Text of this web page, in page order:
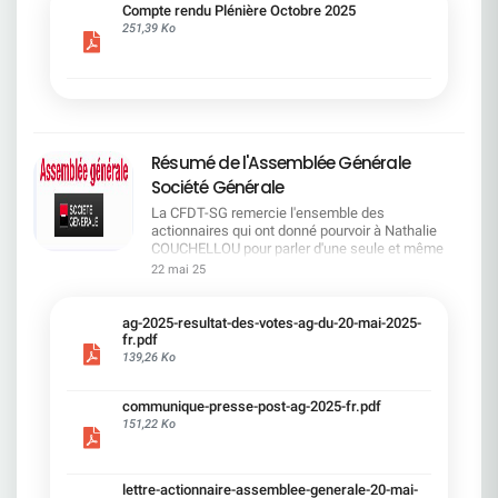
cadre du dialogue social.Bonne lecture !
Compte rendu Plénière Octobre 2025
251,39 Ko
Résumé de l'Assemblée Générale
Société Générale
La CFDT-SG remercie l'ensemble des
actionnaires qui ont donné pourvoir à Nathalie
COUCHELLOU pour parler d'une seule et même
voix.L'assemblée Générale s'est ouverte avec 4
souligné la forte amélioration en 2024 de tous les
facteurs financiers et le premier trimestre 2025
encourageant.Le Directeur Général, Slawomir
solide. Etre une banque simple et intégrée. Etre
une banque efficace. Etre une banque rentable. Le
22 mai 25
ag-2025-resultat-des-votes-ag-du-20-mai-2025-
fr.pdf
139,26 Ko
communique-presse-post-ag-2025-fr.pdf
151,22 Ko
lettre-actionnaire-assemblee-generale-20-mai-